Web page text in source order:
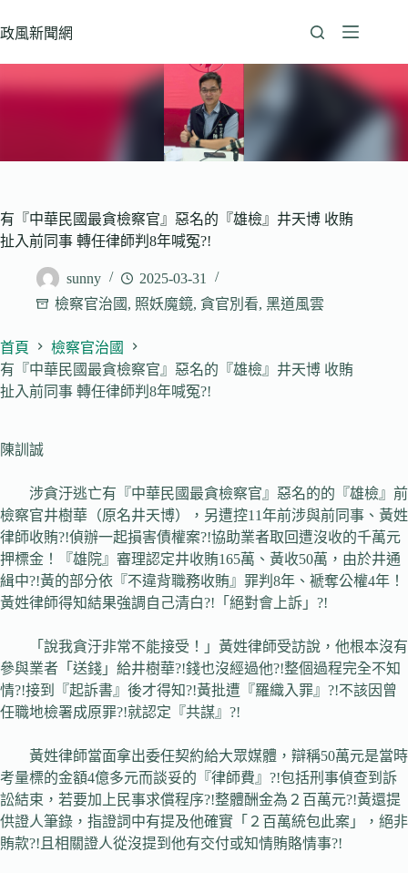
至
政風新聞網
有『中華民國最貪檢察官』惡名的『雄檢』井天博 收賄
扯入前同事 轉任律師判8年喊冤?!
sunny
2025-03-31
檢察官治國 , 照妖魔鏡, 貪官別看, 黑道風雲
首頁
檢察官治國
有『中華民國最貪檢察官』惡名的『雄檢』井天博 收賄
扯入前同事 轉任律師判8年喊冤?!
陳訓誠
涉貪汙逃亡有『中華民國最貪檢察官』惡名的的『雄檢』前
檢察官井樹華（原名井天博），另遭控11年前涉與前同事、黃姓
律師收賄?!偵辦一起損害債權案?!協助業者取回遭沒收的千萬元
押標金！『雄院』審理認定井收賄165萬、黃收50萬，由於井通
緝中?!黃的部分依『不違背職務收賄』罪判8年、褫奪公權4年！
黃姓律師得知結果強調自己清白?!「絕對會上訴」?!
「說我貪汙非常不能接受！」黃姓律師受訪說，他根本沒有
參與業者「送錢」給井樹華?!錢也沒經過他?!整個過程完全不知
情?!接到『起訴書』後才得知?!黃批遭『羅織入罪』?!不該因曾
任職地檢署成原罪?!就認定『共謀』?!
黃姓律師當面拿出委任契約給大眾媒體，辯稱50萬元是當時
考量標的金額4億多元而談妥的『律師費』?!包括刑事偵查到訴
訟結束，若要加上民事求償程序?!整體酬金為２百萬元?!黃還提
供證人筆錄，指證詞中有提及他確實「２百萬統包此案」，絕非
賄款?!且相關證人從沒提到他有交付或知情賄賂情事?!